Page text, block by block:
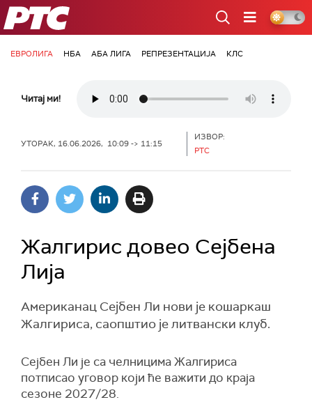
РТС
ЕВРОЛИГА НБА АБА ЛИГА РЕПРЕЗЕНТАЦИЈА КЛС
Читај ми!
УТОРАК, 16.06.2026, 10:09 -> 11:15
ИЗВОР:
РТС
Жалгирис довео Сејбена
Лија
Американац Сејбен Ли нови је кошаркаш
Жалгириса, саопштио је литвански клуб.
Сејбен Ли је са челницима Жалгириса
потписао уговор који ће важити до краја
сезоне 2027/28.